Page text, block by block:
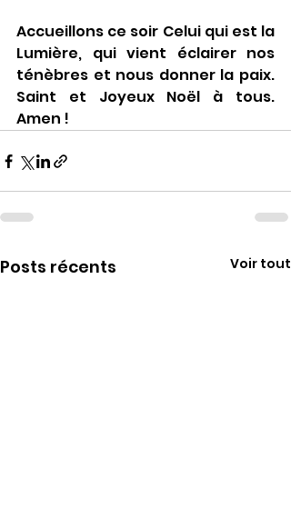
Accueillons ce soir Celui qui est la
Lumière, qui vient éclairer nos
ténèbres et nous donner la paix.
Saint et Joyeux Noël à tous.
Amen !
Posts récents Voir tout